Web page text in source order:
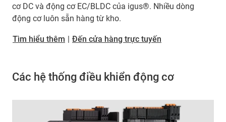
cơ DC và động cơ EC/BLDC của igus®. Nhiều dòng
động cơ luôn sẵn hàng từ kho.
Tìm hiểu thêm | Đến cửa hàng trực tuyến
Các hệ thống điều khiển động cơ